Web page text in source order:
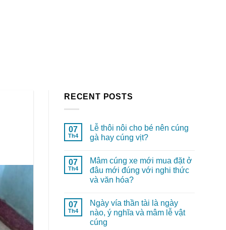
RECENT POSTS
07
Th4
Lễ thôi nôi cho bé nên cúng
gà hay cúng vịt?
07
Th4
Mâm cúng xe mới mua đặt ở
đâu mới đúng với nghi thức
và văn hóa?
07
Th4
Ngày vía thần tài là ngày
nào, ý nghĩa và mâm lễ vật
cúng